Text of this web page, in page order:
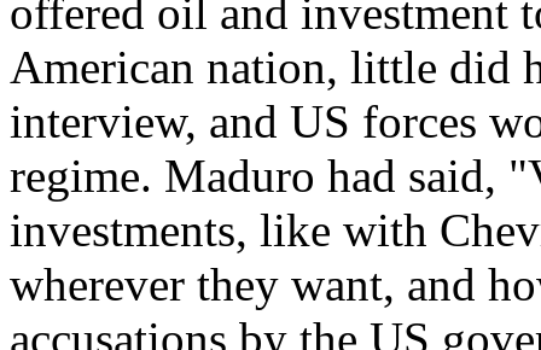
offered oil and investment
American nation, little did
interview, and US forces
regime. Maduro had said,
investments, like with
wherever they want, and
accusations by the US